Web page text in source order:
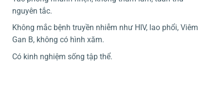
nguyên tắc.
Không mắc bệnh truyền nhiễm như HIV, lao phổi, Viêm
Gan B, không có hình xăm.
Có kinh nghiệm sống tập thể.